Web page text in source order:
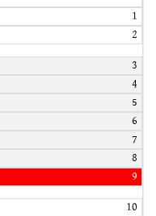
1
2
3
4
5
6
7
8
9
10